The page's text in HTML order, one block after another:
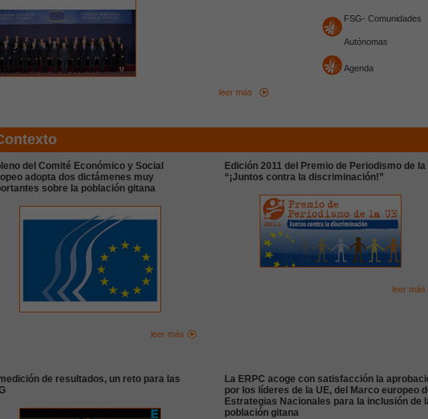
leer más
FSG- Comunidades
Autónomas
Agenda
del Comité Económico y Social
adopta dos dictámenes muy
sobre la población gitana
leer más
Edición 2011 del Premio de Periodismo de la
“¡Juntos contra la discriminación!”
leer más
de resultados, un reto para las
La ERPC acoge con satisfacción la
por los líderes de la UE, del Marco europeo
Estrategias Nacionales para la inclusión de
población gitana